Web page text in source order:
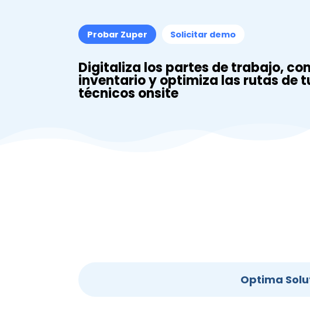
Probar Zuper Solicitar demo
Digitaliza los partes de trabajo,
inventario y optimiza las rutas de
técnicos onsite
Optima